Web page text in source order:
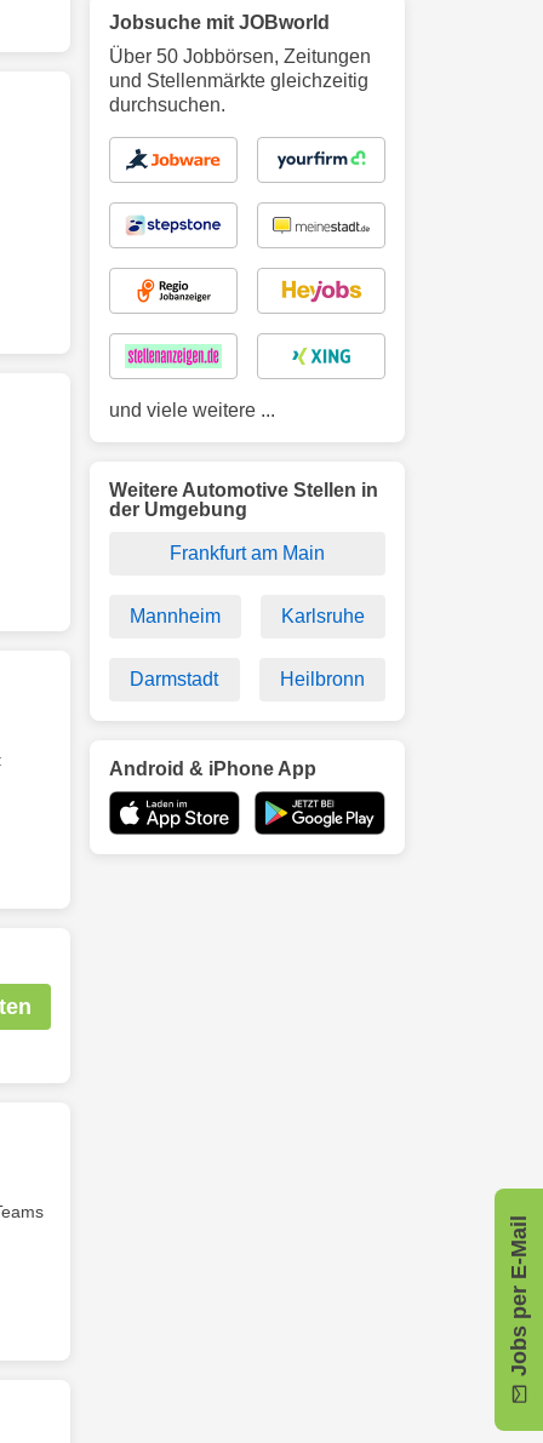
Jobs per E-Mail
Jobsuche mit JOBworld
Über 50 Jobbörsen, Zeitungen
und Stellenmärkte gleichzeitig
durchsuchen.
und viele weitere ...
Weitere Automotive Stellen in
der Umgebung
Frankfurt am Main
Mannheim Karlsruhe
Darmstadt Heilbronn
Android & iPhone App